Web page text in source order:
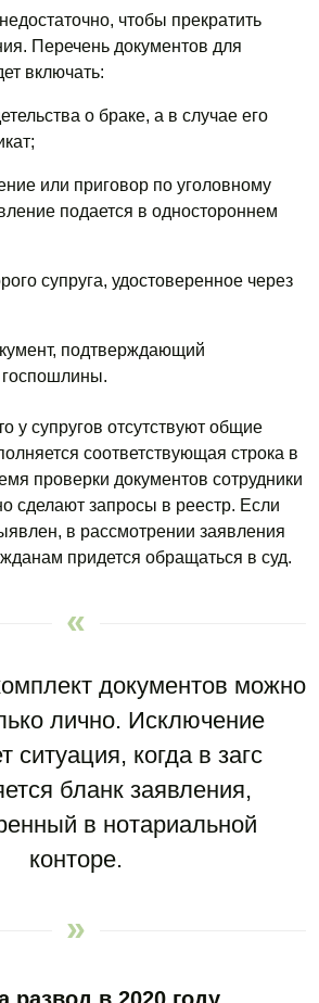
чтобы прекратить
Перечень документов для
включать:
о браке, а в случае его
или приговор по уголовному
подается в одностороннем
супруга, удостоверенное через
подтверждающий
госпошлины.
у супругов отсутствуют общие
соответствующая строка в
проверки документов сотрудники
сделают запросы в реестр. Если
в рассмотрении заявления
придется обращаться в суд.
документов можно
лично. Исключение
ситуация, когда в загс
бланк заявления,
в нотариальной
конторе.